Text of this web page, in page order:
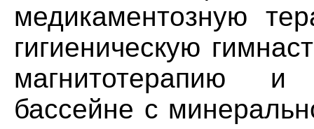
медикаментозную
гигиеническую
магнитотерапию и
бассейне с